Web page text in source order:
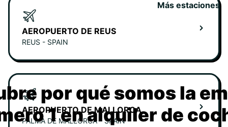
AEROPUERTO DE REUS
REUS - SPAIN
AEROPUERTO DE MALLORCA
PALMA DE MALLORCA - SPAIN
Más estaciones
por qué somos la
1 en alquiler de